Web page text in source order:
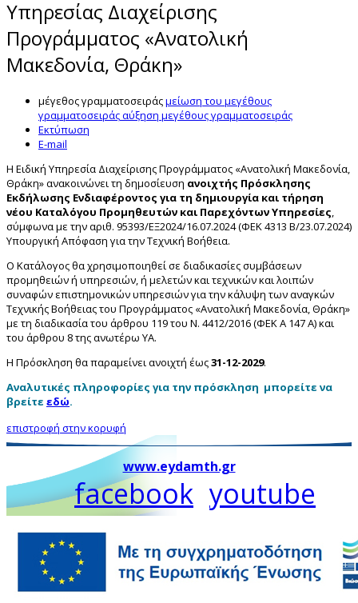
Υπηρεσίας Διαχείρισης
Προγράμματος «Ανατολική
Μακεδονία, Θράκη»
μέγεθος γραμματοσειράςμείωση του μεγέθους
γραμματοσειράςαύξηση μεγέθους γραμματοσειράς
Εκτύπωση
E-mail
H Ειδική Υπηρεσία Διαχείρισης Προγράμματος «Ανατολική Μακεδονία,
Θράκη» ανακοινώνει τη δημοσίευση ανοιχτής Πρόσκλησης
Εκδήλωσης Ενδιαφέροντος για τη δημιουργία και τήρηση
νέου Καταλόγου Προμηθευτών και Παρεχόντων Υπηρεσίες,
σύμφωνα με την αριθ. 95393/ΕΞ2024/16.07.2024 (ΦΕΚ 4313 Β/23.07.2024)
Υπουργική Απόφαση για την Τεχνική Βοήθεια.
Ο Κατάλογος θα χρησιμοποιηθεί σε διαδικασίες συμβάσεων
προμηθειών ή υπηρεσιών, ή μελετών και τεχνικών και λοιπών
συναφών επιστημονικών υπηρεσιών για την κάλυψη των αναγκών
Τεχνικής Βοήθειας του Προγράμματος «Ανατολική Μακεδονία, Θράκη»
με τη διαδικασία του άρθρου 119 του Ν. 4412/2016 (ΦΕΚ Α 147 Α) και
του άρθρου 8 της ανωτέρω ΥΑ.
Η Πρόσκληση θα παραμείνει ανοιχτή έως31-12-2029.
Αναλυτικές πληροφορίες για την πρόσκληση μπορείτε να
βρείτε εδώ.
επιστροφή στην κορυφή
www.eydamth.gr
facebook youtube